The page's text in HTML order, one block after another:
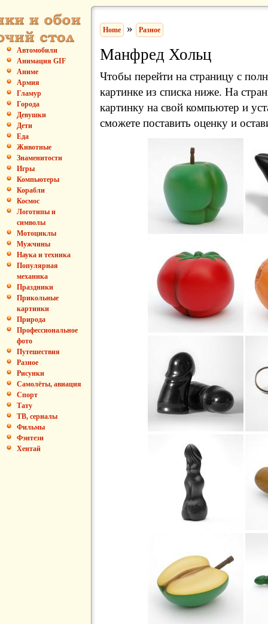
Автомобили
Анимация GIF
Аниме
Армия
Гламур
Города
Девушки
Дети
Еда
Животные
Знаменитости
Игры
Компьютеры
Корабли
Космос
Логотипы и
символы
Мотоциклы
Мужчины
Наука и техника
Популярная
механика
Праздники
Прикольные
картинки
Природа
Профессиональное
фото
Путешествия
Разное
Рисунки
Самолёты, авиация
Спорт
Тату
ТВ, сериалы
Фильмы
Фэнтези
Хентай
Home » Разное
Манфред Хольц
Чтобы перейти на страницу с
картинке из списка ниже. На
картинку на свой компьютер и
сможете поставить оценку и